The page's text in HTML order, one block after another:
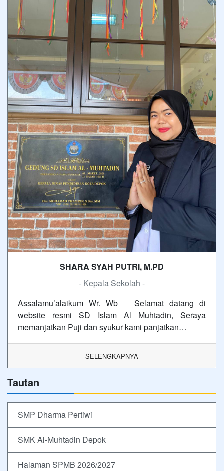
SHARA SYAH PUTRI, M.PD
- Kepala Sekolah -
Assalamu’alaikum Wr. Wb Selamat datang di
website resmi SD Islam Al Muhtadin, Seraya
memanjatkan Puji dan syukur kami panjatkan…
SELENGKAPNYA
Tautan
SMP Dharma Pertiwi
SMK Al-Muhtadin Depok
Halaman SPMB 2026/2027